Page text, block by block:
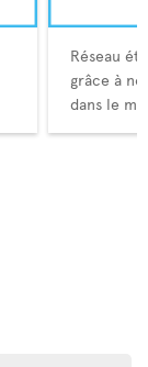
Réseau
grâce à
dans le